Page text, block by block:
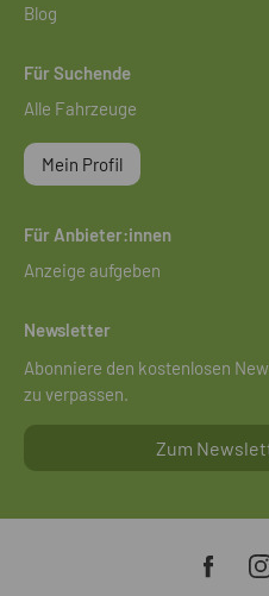
Blog
Für Suchende
Alle Fahrzeuge
Mein Profil
Für Anbieter:innen
Anzeige aufgeben
Newsletter
Abonniere den kostenlosen
zu verpassen.
Zum